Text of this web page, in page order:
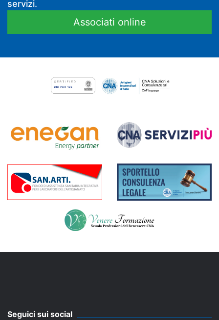
servizi.
Associati online
Seguici sui social